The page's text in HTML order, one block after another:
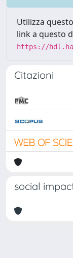
Utilizza
link a questo
https://
Citazioni
social